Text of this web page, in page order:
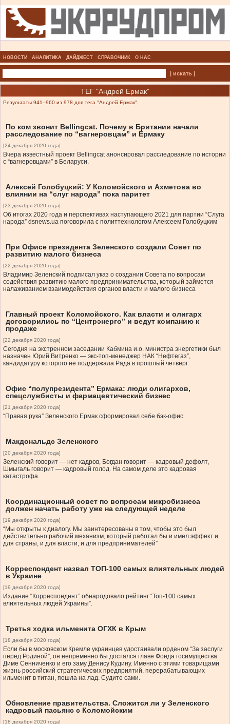
НОВОСТИ АНАЛИТИКА ДАЙДЖЕСТ СПРАВОЧНИК О НАС
| искать |
ТЕГ "Андрей Ермак"
Результаты 941–960 из 978 для тега "Андрей Ермак".
По ком звонит Bellingcat. Почему в Британии начали
расследование по “вагнеровцам” и Ермаку
[24 декабря 2020 года]
Вчера известный проект Bellingcat анонсировал расследование по истории
с “вагнеровцами” в Беларуси.
Алексей Голобуцкий: У Коломойского и Ахметова во
влиянии на “слуг народа” пока паритет
[23 декабря 2020 года]
Об итогах 2020 года и перспективах наступающего 2021 для партии “Слуга
народа” dsnews.ua поговорила с политтехнологом Алексеем Голобуцким
При Офисе президента Зеленского создали Совет по
развитию малого бизнеса
[22 декабря 2020 года]
Владимир Зеленский подписал указ о создании Совета по вопросам
содействия развитию малого предпринимательства, который займется
налаживанием взаимодействия органов власти и малого бизнеса
Главный проект Коломойского. Как власти и олигарх
договорились по “Центрэнерго” и ведут компанию к
продаже
[22 декабря 2020 года]
Сегодня на экстренном заседании Кабмина и.о. министра энергетики был
назначен Юрий Витренко — экс-топ-менеджер НАК “Нефтегаз”,
кандидатуру которого не поддержала Рада в прошлый четверг.
Офис “полу­президента” Ермака: люди олигархов,
спецслужбисты и фармацев­тический бизнес
[21 декабря 2020 года]
“Правая рука” Зеленского Ермак сформировал себе бэк-офис.
Макдональдс Зеленского
[20 декабря 2020 года]
Зеленский говорит — нет кадров, Богдан говорит — кадровый дефолт,
Шмыгаль говорит — кадровый голод. На самом деле это кадровая
катастрофа.
Координационный совет по вопросам микробизнеса
должен начать работу уже на следующей неделе
[19 декабря 2020 года]
“Мы открыты к диалогу. Мы заинтересованы в том, чтобы это был
действительно рабочий механизм, который работал бы и имел эффект и
для страны, и для власти, и для предпринимателей”
Корреспондент назвал ТОП-100 самых влиятельных людей
в Украине
[19 декабря 2020 года]
Издание “Корреспондент” обнародовало рейтинг “Топ-100 самых
влиятельных людей Украины”.
Третья ходка ильменита ОГХК в Крым
[18 декабря 2020 года]
Если бы в московском Кремле украинцев удостаивали орденом “За заслуги
перед Родиной”, он непременно бы достался главе Фонда госимущества
Диме Сенниченко и его заму Денису Кудину. Именно с этими товарищами
жизнь российский стратегических предприятий, перерабатывающих
ильменит в титан, пошла на лад. Судите сами.
Обновление правительства. Сложится ли у Зеленского
кадровый пасьянс с Коломойским
[18 декабря 2020 года]